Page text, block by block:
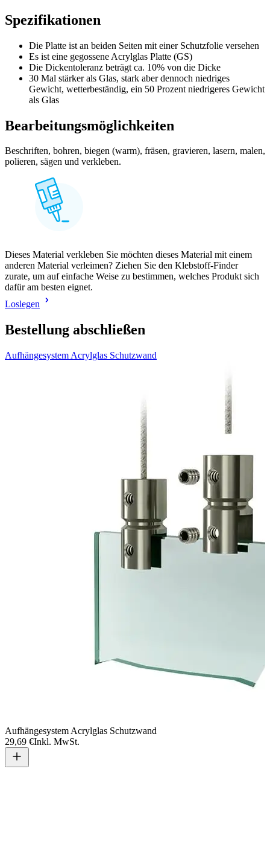
Spezifikationen
Die Platte ist an beiden Seiten mit einer Schutzfolie versehen
Es ist eine gegossene Acrylglas Platte (GS)
Die Dickentoleranz beträgt ca. 10% von die Dicke
30 Mal stärker als Glas, stark aber dennoch niedriges
Gewicht, wetterbeständig, ein 50 Prozent niedrigeres Gewicht
als Glas
Bearbeitungsmöglichkeiten
Beschriften, bohren, biegen (warm), fräsen, gravieren, lasern, malen,
polieren, sägen und verkleben.
Dieses Material verkleben Sie möchten dieses Material mit einem
anderen Material verleimen? Ziehen Sie den Klebstoff-Finder
zurate, um auf einfache Weise zu bestimmen, welches Produkt sich
dafür am besten eignet.
Loslegen
Bestellung abschließen
Aufhängesystem Acrylglas Schutzwand
Aufhängesystem Acrylglas Schutzwand
29,69 €Inkl. MwSt.